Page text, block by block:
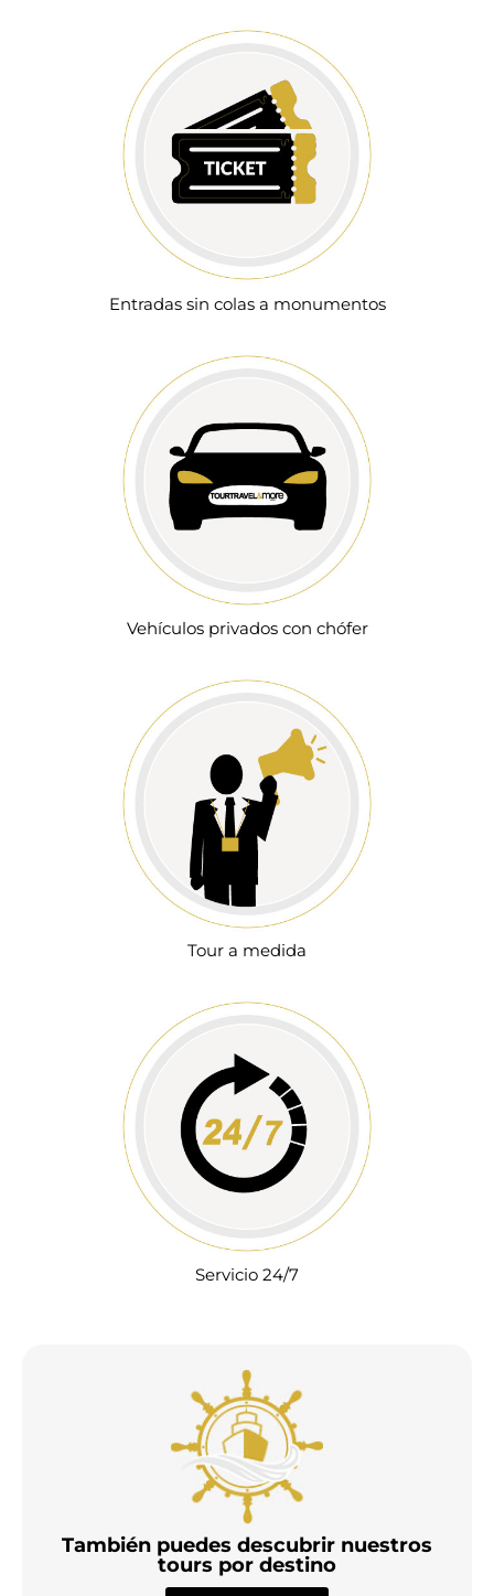
Entradas sin colas a monumentos
Vehículos privados con chófer
Tour a medida
Servicio 24/7
También puedes descubrir nuestros
tours por destino